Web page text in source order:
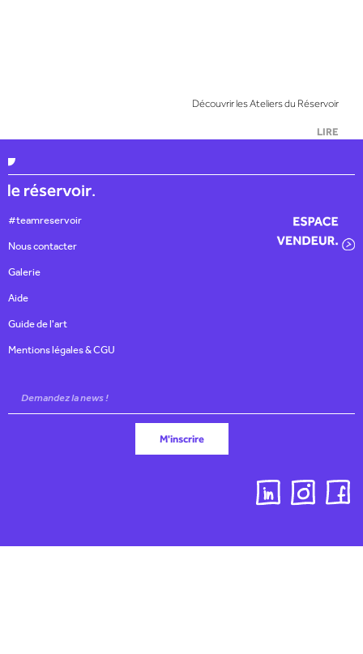
Découvrir les Ateliers du Réservoir
LIRE
#teamreservoir
Nous contacter
Galerie
Aide
Guide de l'art
Mentions légales & CGU
M'inscrire